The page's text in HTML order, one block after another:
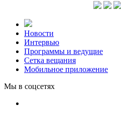
Новости
Интервью
Программы и ведущие
Сетка вещания
Мобильное приложение
Мы в соцсетях